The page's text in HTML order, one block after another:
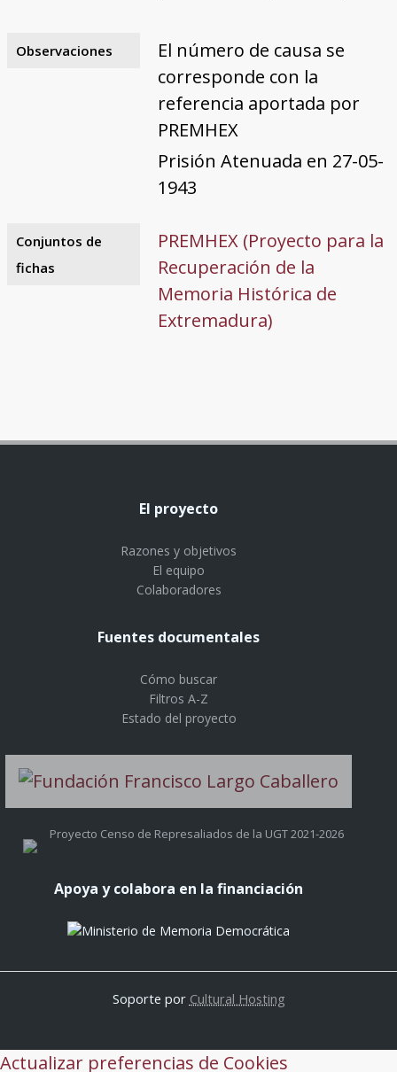
Observaciones
El número de causa se
corresponde con la
referencia aportada por
PREMHEX
Prisión Atenuada en 27-05-
1943
Conjuntos de
fichas
PREMHEX (Proyecto para la
Recuperación de la
Memoria Histórica de
Extremadura)
El proyecto
Razones y objetivos
El equipo
Colaboradores
Fuentes documentales
Cómo buscar
Filtros A-Z
Estado del proyecto
Proyecto Censo de Represaliados de la UGT 2021-2026
Apoya y colabora en la financiación
Soporte por Cultural Hosting
Actualizar preferencias de Cookies